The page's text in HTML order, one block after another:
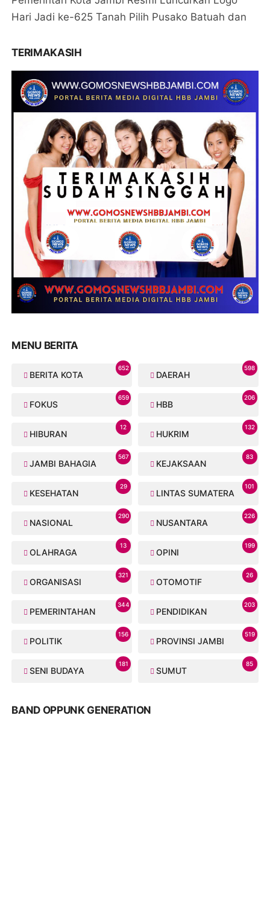
Hari Jadi ke-625 Tanah Pilih Pusako Batuah dan
TERIMAKASIH
MENU BERITA
BERITA KOTA
652
DAERAH
598
FOKUS
659
HBB
206
HIBURAN
12
HUKRIM
132
JAMBI BAHAGIA
567
KEJAKSAAN
83
KESEHATAN
29
LINTAS SUMATERA
101
NASIONAL
290
NUSANTARA
226
OLAHRAGA
13
OPINI
199
ORGANISASI
321
OTOMOTIF
26
PEMERINTAHAN
344
PENDIDIKAN
203
POLITIK
156
PROVINSI JAMBI
519
SENI BUDAYA
181
SUMUT
85
BAND OPPUNK GENERATION